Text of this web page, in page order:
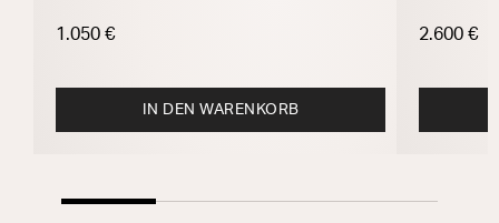
1.050 €
IN DEN WARENKORB
2.600 €